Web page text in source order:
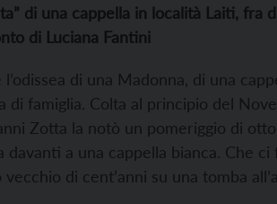
di una cappella in località Laiti, fra
di Luciana Fantini
l’odissea di una Madonna, di una
di famiglia. Colta al principio del
Zotta la notò un pomeriggio di
a una cappella bianca. Che ci
di cent’anni su una tomba